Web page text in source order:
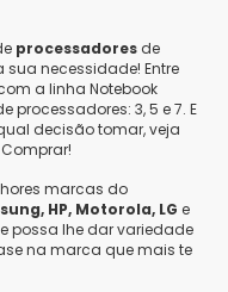
• um ano atrás• 0
90 dias de
processadores de
necessidade! Entre
a linha Notebook
processadores: 3, 5 e 7. E
decisão tomar, veja
marcas do
HP, Motorola, LG e
possa lhe dar variedade
na marca que mais te